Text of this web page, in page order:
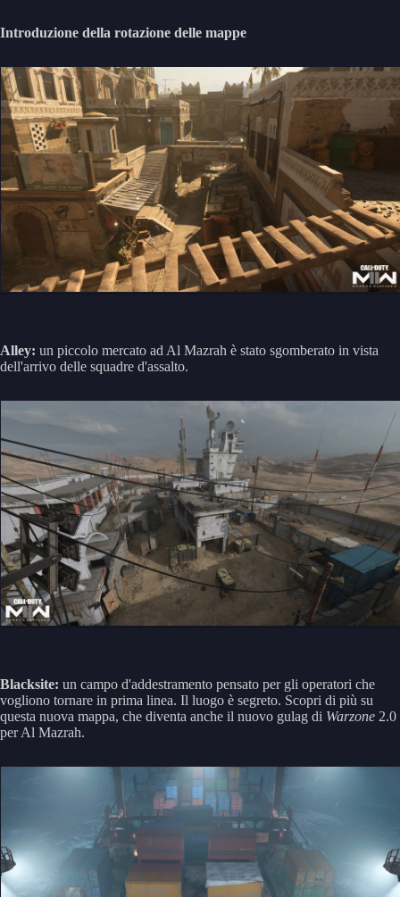
Introduzione della rotazione delle mappe
Alley: un piccolo mercato ad Al Mazrah è stato sgomberato in vista
dell'arrivo delle squadre d'assalto.
Blacksite: un campo d'addestramento pensato per gli operatori che
vogliono tornare in prima linea. Il luogo è segreto. Scopri di più su
questa nuova mappa, che diventa anche il nuovo gulag di Warzone 2.0
per Al Mazrah.